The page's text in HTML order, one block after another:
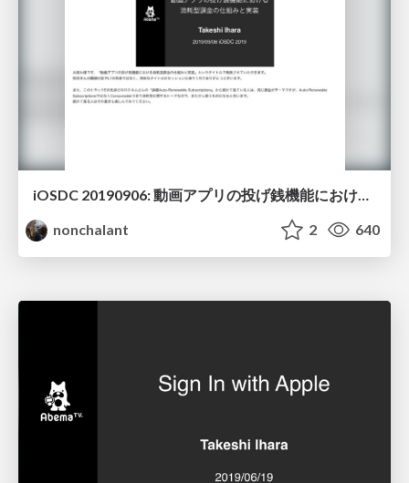
nonchalant
2 640